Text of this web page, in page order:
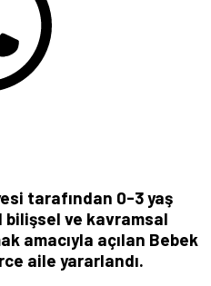
tarafından 0-3 yaş
bilişsel ve kavramsal
amacıyla açılan Bebek
aile yararlandı.